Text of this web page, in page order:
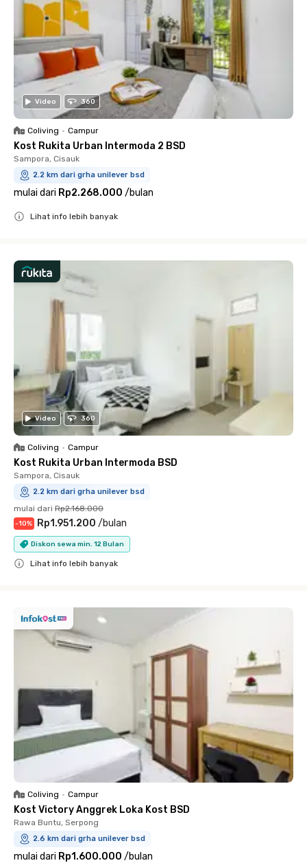
Video 360
Coliving • Campur
Kost Rukita Urban Intermoda 2 BSD
Sampora, Cisauk
2.2 km dari grha unilever bsd
mulai dari Rp2.268.000 /bulan
Lihat info lebih banyak
Video 360
Coliving • Campur
Kost Rukita Urban Intermoda BSD
Sampora, Cisauk
2.2 km dari grha unilever bsd
mulai dari Rp2.168.000
-10% Rp1.951.200 /bulan
Diskon sewa min. 12 Bulan
Lihat info lebih banyak
Coliving • Campur
Kost Victory Anggrek Loka Kost BSD
Rawa Buntu, Serpong
2.6 km dari grha unilever bsd
mulai dari Rp1.600.000 /bulan